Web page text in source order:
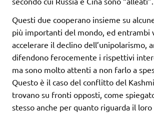
Questi due cooperano insieme su
più importanti del mondo, ed entrambi
accelerare il declino dell’unipolarismo,
difendono ferocemente i rispettivi
ma sono molto attenti a non farlo a
Questo è il caso del conflitto del
trovano su fronti opposti, come
stesso anche per quanto riguarda il